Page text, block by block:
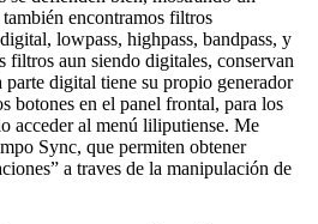
encontramos filtros
lowpass, highpass, bandpass, y
filtros aun siendo digitales, conservan
digital tiene su propio generador
botones en el panel frontal, para los
acceder al menú liliputiense. Me
Sync, que permiten obtener
a traves de la manipulación de